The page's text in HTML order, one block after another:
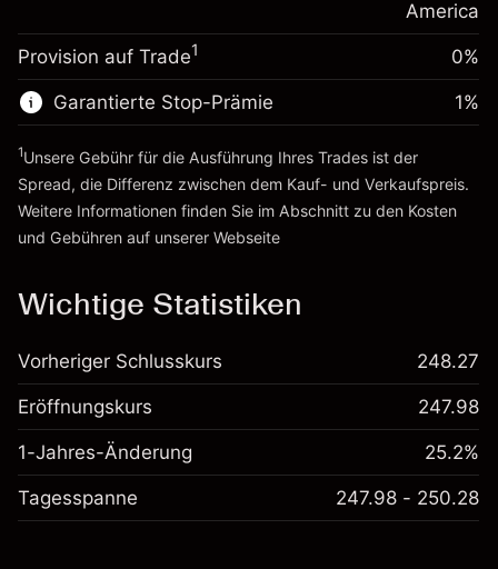
Zur Plattform
(-$0.03)
Positionsgröße mit Hebelwirkung
~$5,000.00
Geld aus Hebelwirkung ~
Zur Plattform
America
Provision auf Trade1 0%
Garantierte Stop-Prämie 1%
1Unsere Gebühr für die Ausführung Ihres Trades ist der
Spread, die Differenz zwischen dem Kauf- und Verkaufspreis.
Weitere Informationen finden Sie im Abschnitt zu den Kosten
und Gebühren auf unserer Webseite
Wichtige Statistiken
Vorheriger Schlusskurs 248.27
Eröffnungskurs 247.98
1-Jahres-Änderung 25.2%
Tagesspanne 247.98 - 250.28